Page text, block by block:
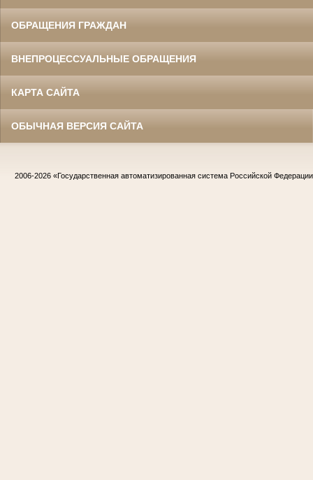
ОБРАЩЕНИЯ ГРАЖДАН
ВНЕПРОЦЕССУАЛЬНЫЕ ОБРАЩЕНИЯ
КАРТА САЙТА
ОБЫЧНАЯ ВЕРСИЯ САЙТА
2006-2026 «Государственная автоматизированная система Российской